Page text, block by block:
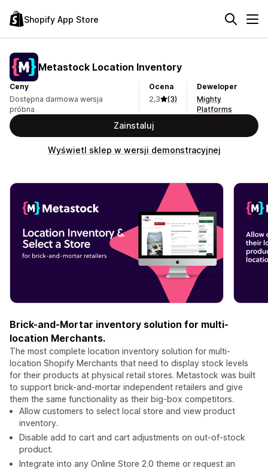
Shopify App Store
Metastock Location Inventory
Ceny
Dostępna darmowa wersja
próbna
Ocena
2,3
(3)
Deweloper
Mighty
Platforms
Zainstaluj
Wyświetl sklep w wersji demonstracyjnej
Brick-and-Mortar inventory solution for multi-
location Merchants.
The most complete location inventory solution for multi-
location Shopify Merchants that need to display stock levels
for their products at physical retail stores. Metastock was built
to support brick-and-mortar independent retailers and give
them the same functionality as their big-box competitors.
Allow customers to select local store and view product
inventory.
Disable add to cart and cart adjustments on out-of-stock
product.
Integrate into any Online Store 2.0 theme or request an